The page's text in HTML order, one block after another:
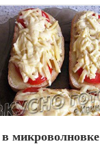
микроволновке